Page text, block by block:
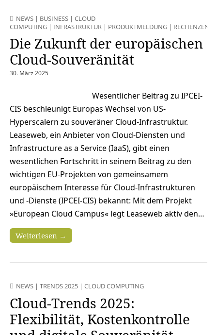
NEWS | BUSINESS | CLOUD
COMPUTING | INFRASTRUKTUR | PRODUKTMELDUNG |
Die Zukunft der europäischen
Cloud-Souveränität
30. März 2025
Wesentlicher Beitrag zu IPCEI-
CIS beschleunigt Europas Wechsel von US-
Hyperscalern zu souveräner Cloud-Infrastruktur.
Leaseweb, ein Anbieter von Cloud-Diensten und
Infrastructure as a Service (IaaS), gibt einen
wesentlichen Fortschritt in seinem Beitrag zu den
wichtigen EU-Projekten von gemeinsamem
europäischem Interesse für Cloud-Infrastrukturen
und -Dienste (IPCEI-CIS) bekannt: Mit dem Projekt
»European Cloud Campus« legt Leaseweb aktiv den…
Weiterlesen →
NEWS | TRENDS 2025 | CLOUD COMPUTING
Cloud-Trends 2025:
Flexibilität, Kostenkontrolle